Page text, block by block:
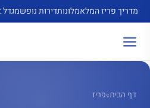
לדלג
לתוכן
מדריך פריז המלאמלונותדירות נופשמגדל
דף הבית»פריז